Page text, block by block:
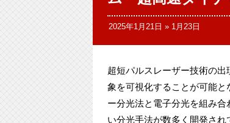
2025年1月21日 » 1月23日
超短パルスレーザー技術の
象を可視化することが可能
ー分光法と電子分光を組み合
い分光手法が数多く開発さ